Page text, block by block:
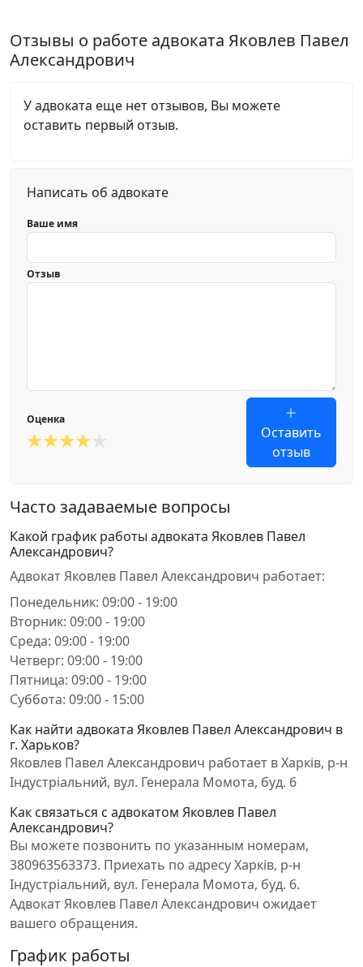
Отзывы о работе адвоката Яковлев Павел
Александрович
У адвоката еще нет отзывов, Вы можете
оставить первый отзыв.
Написать об адвокате
Ваше имя
Отзыв
Оценка
Оставить
отзыв
Часто задаваемые вопросы
Какой график работы адвоката Яковлев Павел
Александрович?
Адвокат Яковлев Павел Александрович работает:
Понедельник: 09:00 - 19:00
Вторник: 09:00 - 19:00
Среда: 09:00 - 19:00
Четверг: 09:00 - 19:00
Пятница: 09:00 - 19:00
Суббота: 09:00 - 15:00
Как найти адвоката Яковлев Павел Александрович в
г. Харьков?
Яковлев Павел Александрович работает в Харків, р-н
Індустріальний, вул. Генерала Момота, буд. 6
Как связаться с адвокатом Яковлев Павел
Александрович?
Вы можете позвонить по указанным номерам,
380963563373. Приехать по адресу Харків, р-н
Індустріальний, вул. Генерала Момота, буд. 6.
Адвокат Яковлев Павел Александрович ожидает
вашего обращения.
График работы